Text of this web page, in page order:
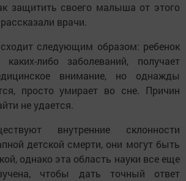
защитить своего малыша от этого
врачи.
следующим образом: ребенок
либо заболеваний, получает
внимание, но однажды
просто умирает во сне. Причин
не удается.
внутренние склонности
детской смерти, они могут быть
однако эта область науки все еще
чтобы дать точный ответ